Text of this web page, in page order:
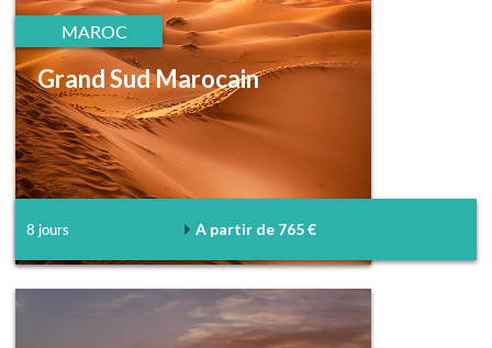
MAROC
Grand Sud Marocain
8 jours A partir de 765 €